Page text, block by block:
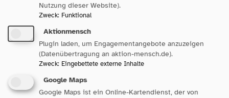
Nutzung dieser Website).
Zweck: Funktional
Aktionmensch
Plugin laden, um Engagementangebote anzuzeigen
(Datenübertragung an aktion-mensch.de).
Zweck: Eingebettete externe Inhalte
Google Maps
Google Maps ist ein Online-Kartendienst, der von